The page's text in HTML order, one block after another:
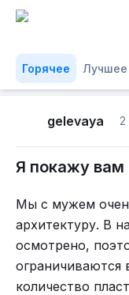
Горячее Лучшее
gelevaya 2
Я покажу вам
Мы с мужем
архитектуру. В
осмотрено,
ограничиваются
количество